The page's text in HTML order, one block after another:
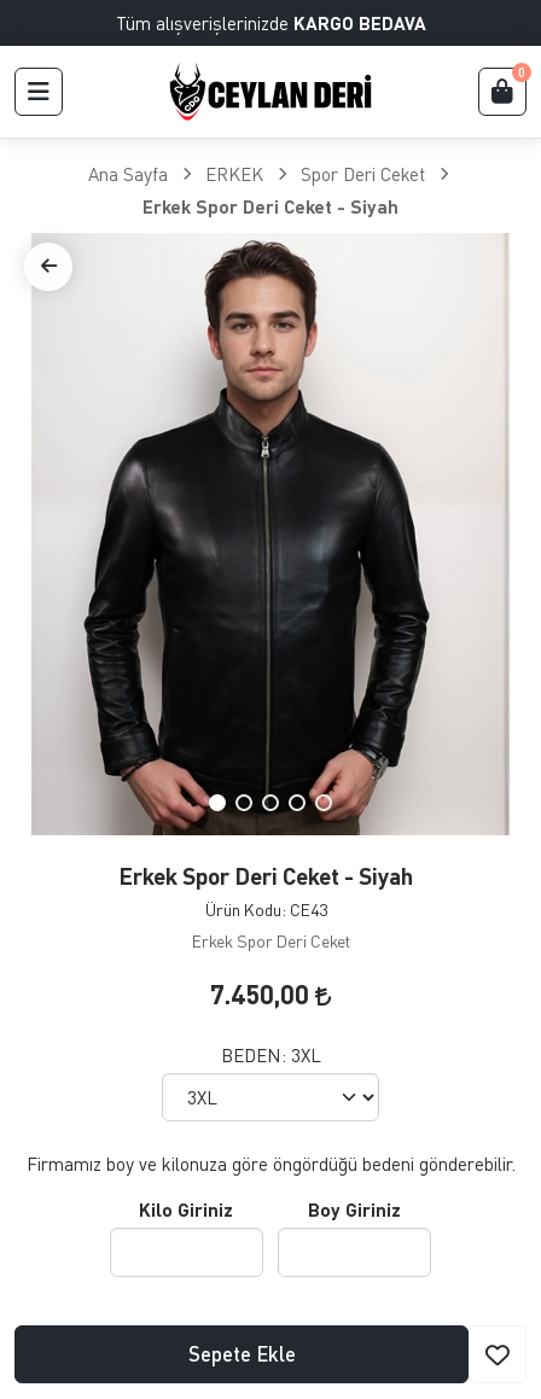
Tüm alışverişlerinizde KARGO BEDAVA
0
Ana Sayfa ERKEK
Spor Deri Ceket
Erkek Spor Deri Ceket - Siyah
Erkek Spor Deri Ceket - Siyah
Ürün Kodu: CE43
Erkek Spor Deri Ceket
7.450,00
BEDEN: 3XL
Firmamız boy ve kilonuza göre öngördüğü bedeni gönderebilir.
Kilo Giriniz Boy Giriniz
Sepete Ekle